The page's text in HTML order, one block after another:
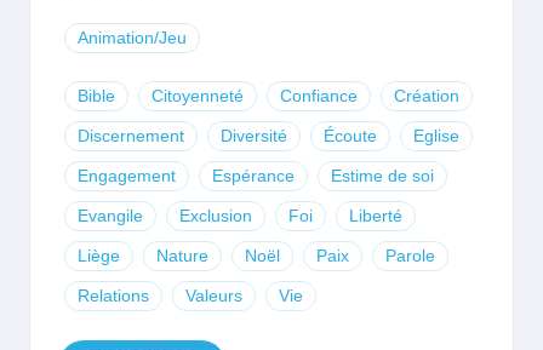
Animation/Jeu
Bible Citoyenneté Confiance Création
Discernement Diversité Écoute Eglise
Engagement Espérance Estime de soi
Evangile Exclusion Foi Liberté
Liège Nature Noël Paix Parole
Relations Valeurs Vie